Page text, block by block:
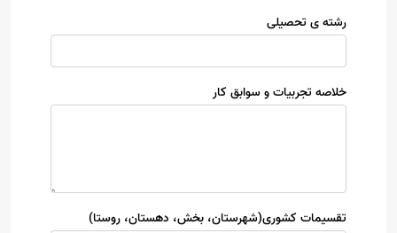
رشته ی تحصیلی
خلاصه تجربیات و سوابق کار
تقسیمات کشوری(شهرستان، بخش، دهستان، روستا)